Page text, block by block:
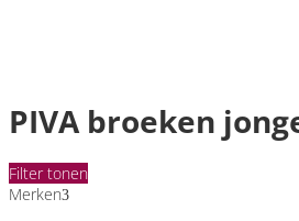
PIVA broeken
Filter tonen
Merken